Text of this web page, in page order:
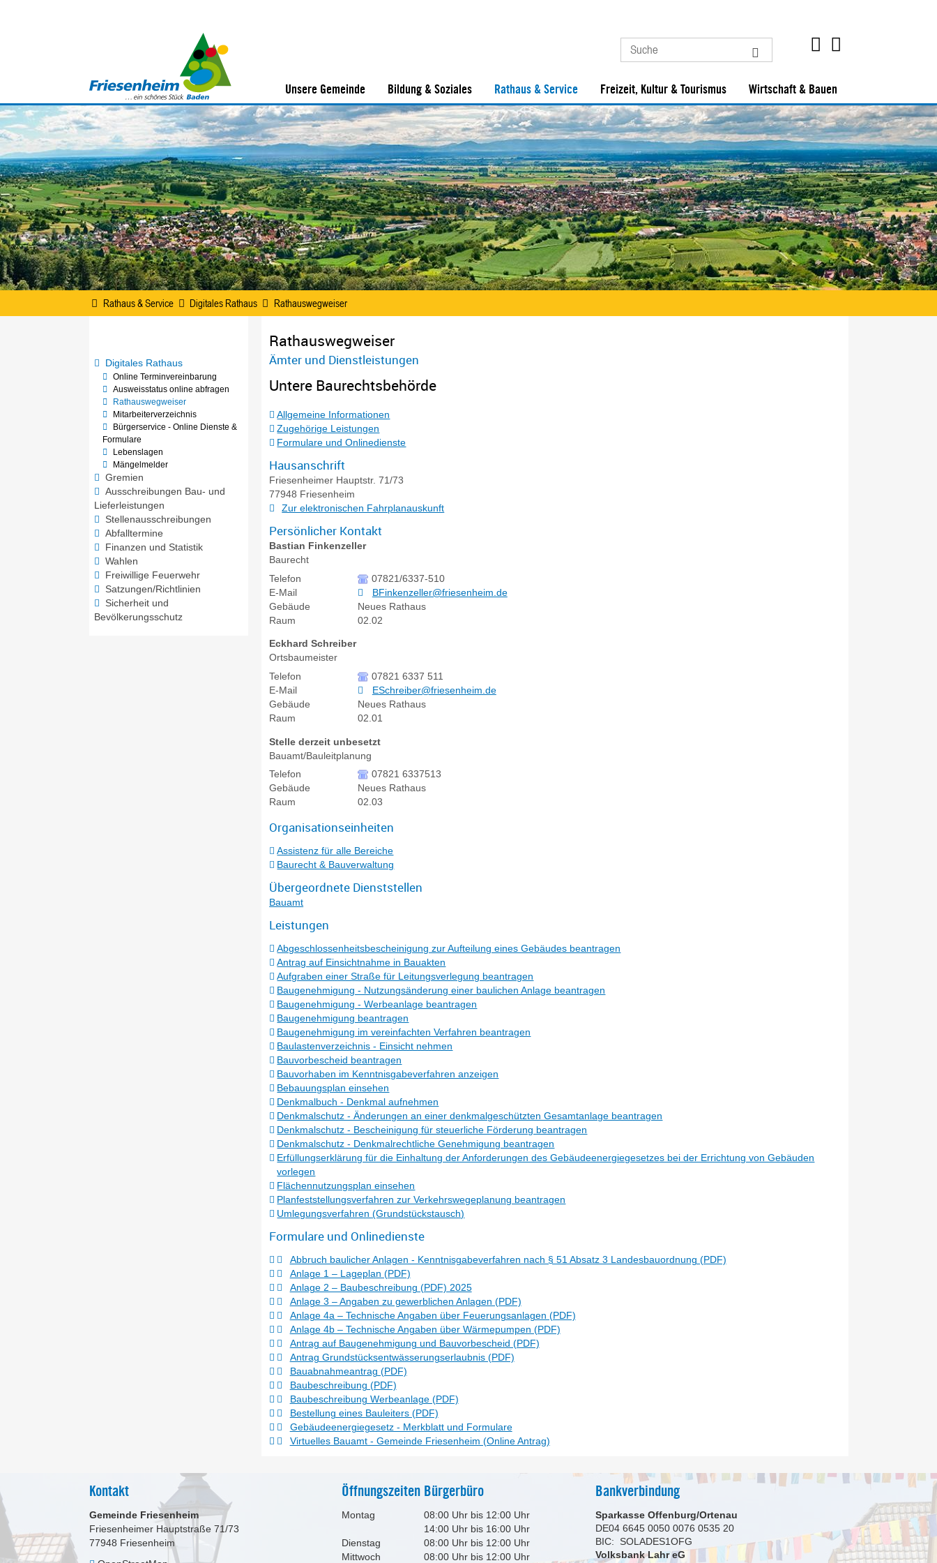
Unsere Gemeinde Bildung & Soziales Rathaus & Service Freizeit, Kultur & Tourismus Wirtschaft & Bauen
Rathaus & Service Digitales Rathaus Rathauswegweiser
Digitales Rathaus
Online Terminvereinbarung
Ausweisstatus online abfragen
Rathauswegweiser
Mitarbeiterverzeichnis
Bürgerservice - Online Dienste &
Formulare
Lebenslagen
Mängelmelder
Gremien
Ausschreibungen Bau- und
Lieferleistungen
Stellenausschreibungen
Abfalltermine
Finanzen und Statistik
Wahlen
Freiwillige Feuerwehr
Satzungen/Richtlinien
Sicherheit und
Bevölkerungsschutz
Rathauswegweiser
Ämter und Dienstleistungen
Untere Baurechtsbehörde
Allgemeine Informationen
Zugehörige Leistungen
Formulare und Onlinedienste
Hausanschrift
Friesenheimer Hauptstr. 71/73
77948 Friesenheim
Zur elektronischen Fahrplanauskunft
Persönlicher Kontakt
Bastian Finkenzeller
Baurecht
Telefon
07821/6337-510
E-Mail
BFinkenzeller@friesenheim.de
Gebäude
Neues Rathaus
Raum
02.02
Eckhard Schreiber
Ortsbaumeister
Telefon
07821 6337 511
E-Mail
ESchreiber@friesenheim.de
Gebäude
Neues Rathaus
Raum
02.01
Stelle derzeit unbesetzt
Bauamt/Bauleitplanung
Telefon
07821 6337513
Gebäude
Neues Rathaus
Raum
02.03
Organisationseinheiten
Assistenz für alle Bereiche
Baurecht & Bauverwaltung
Übergeordnete Dienststellen
Bauamt
Leistungen
Abgeschlossenheitsbescheinigung zur Aufteilung eines Gebäudes beantragen
Antrag auf Einsichtnahme in Bauakten
Aufgraben einer Straße für Leitungsverlegung beantragen
Baugenehmigung - Nutzungsänderung einer baulichen Anlage beantragen
Baugenehmigung - Werbeanlage beantragen
Baugenehmigung beantragen
Baugenehmigung im vereinfachten Verfahren beantragen
Baulastenverzeichnis - Einsicht nehmen
Bauvorbescheid beantragen
Bauvorhaben im Kenntnisgabeverfahren anzeigen
Bebauungsplan einsehen
Denkmalbuch - Denkmal aufnehmen
Denkmalschutz - Änderungen an einer denkmalgeschützten Gesamtanlage beantragen
Denkmalschutz - Bescheinigung für steuerliche Förderung beantragen
Denkmalschutz - Denkmalrechtliche Genehmigung beantragen
Erfüllungserklärung für die Einhaltung der Anforderungen des Gebäudeenergiegesetzes bei der Errichtung von Gebäuden
vorlegen
Flächennutzungsplan einsehen
Planfeststellungsverfahren zur Verkehrswegeplanung beantragen
Umlegungsverfahren (Grundstückstausch)
Formulare und Onlinedienste
Abbruch baulicher Anlagen - Kenntnisgabeverfahren nach § 51 Absatz 3 Landesbauordnung (PDF)
Anlage 1 – Lageplan (PDF)
Anlage 2 – Baubeschreibung (PDF) 2025
Anlage 3 – Angaben zu gewerblichen Anlagen (PDF)
Anlage 4a – Technische Angaben über Feuerungsanlagen (PDF)
Anlage 4b – Technische Angaben über Wärmepumpen (PDF)
Antrag auf Baugenehmigung und Bauvorbescheid (PDF)
Antrag Grundstücksentwässerungserlaubnis (PDF)
Bauabnahmeantrag (PDF)
Baubeschreibung (PDF)
Baubeschreibung Werbeanlage (PDF)
Bestellung eines Bauleiters (PDF)
Gebäudeenergiegesetz - Merkblatt und Formulare
Virtuelles Bauamt - Gemeinde Friesenheim (Online Antrag)
Kontakt
Gemeinde Friesenheim
Friesenheimer Hauptstraße 71/73
77948 Friesenheim
Öffnungszeiten Bürgerbüro
Montag
08:00 Uhr bis 12:00 Uhr
14:00 Uhr bis 16:00 Uhr
Dienstag
08:00 Uhr bis 12:00 Uhr
Mittwoch
08:00 Uhr bis 12:00 Uhr
Bankverbindung
Sparkasse Offenburg/Ortenau
DE04 6645 0050 0076 0535 20
BIC: SOLADES1OFG
Volksbank Lahr eG